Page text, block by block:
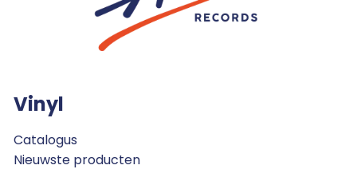
Vinyl
Catalogus
Nieuwste producten